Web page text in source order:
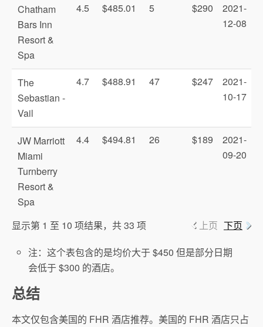
Chatham
Bars Inn
Resort &
Spa
4.5 $485.01 5 $290
2021-
12-08
The
Sebastian -
Vail
4.7 $488.91 47 $247
2021-
10-17
JW Marriott
Miami
Turnberry
Resort &
Spa
4.4 $494.81 26 $189
2021-
09-20
显示第 1 至 10 项结果，共 33 项 上页 下页
注：这个表包含的是均价大于 $450 但是部分日期
会低于 $300 的酒店。
总结
本文仅包含美国的 FHR 酒店推荐。美国的 FHR 酒店只占